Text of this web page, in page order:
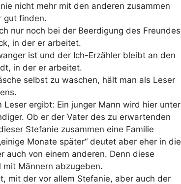
nicht mehr mit den anderen zusammen
gut finden.
nur noch bei der Beerdigung des Freundes
in der er arbeitet.
ist und der Ich-Erzähler bleibt an den
in der er arbeitet.
selbst zu waschen, hält man als Leser
ergibt: Ein junger Mann wird hier unter
Ob er der Vater des zu erwartenden
Stefanie zusammen eine Familie
Monate später“ deutet aber eher in die
auch von einem anderen. Denn diese
Männern abzugeben.
mit der vor allem Stefanie, aber auch der